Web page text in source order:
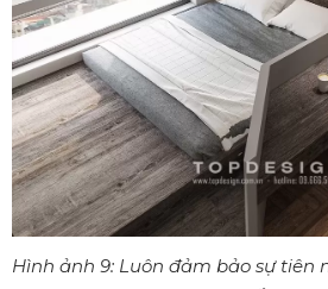
Hình ảnh 9: Luôn đảm bảo sự tiên